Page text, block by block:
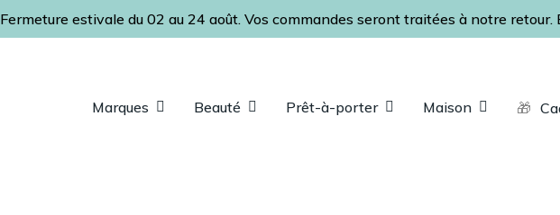
Fermeture estivale du 02 au 24 août. Vos commandes seront traitées à notre retour.
Marques Beauté Prêt-à-porter Maison 🎁
Panier